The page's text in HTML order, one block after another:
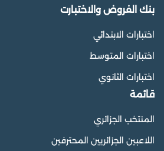
بنك الفروض والاختبارت
اختبارات الابتدائي
اختبارات المتوسط
اختبارات الثانوي
قائمة
المنتخب الجزائري
اللاعبين الجزائريين المحترفين